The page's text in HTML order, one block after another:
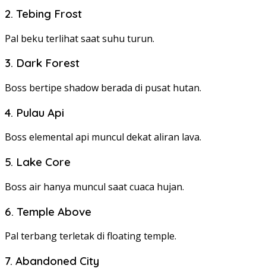
2. Tebing Frost
Pal beku terlihat saat suhu turun.
3. Dark Forest
Boss bertipe shadow berada di pusat hutan.
4. Pulau Api
Boss elemental api muncul dekat aliran lava.
5. Lake Core
Boss air hanya muncul saat cuaca hujan.
6. Temple Above
Pal terbang terletak di floating temple.
7. Abandoned City